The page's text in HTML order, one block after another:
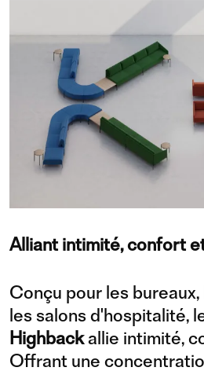
Alliant intimité, confort
Conçu pour les
les salons d'hospitalité,
Highbackallie intimité,
Offrant une